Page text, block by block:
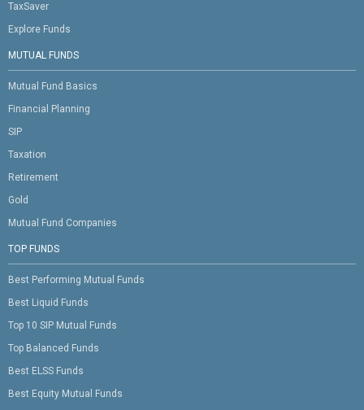
TaxSaver
Explore Funds
MUTUAL FUNDS
Mutual Fund Basics
Financial Planning
SIP
Taxation
Retirement
Gold
Mutual Fund Companies
TOP FUNDS
Best Performing Mutual Funds
Best Liquid Funds
Top 10 SIP Mutual Funds
Top Balanced Funds
Best ELSS Funds
Best Equity Mutual Funds